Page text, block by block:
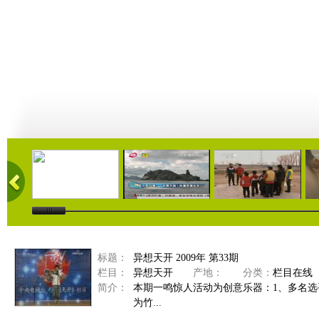
49:28 00:27 49:16
标题：
异想天开 2009年 第33期
栏目：
异想天开 产地： 分类： 栏目在线
简介：
本期一鸣惊人活动为创意乐器：1、多名
为竹...